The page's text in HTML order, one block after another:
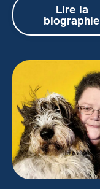
Lire la
biographie